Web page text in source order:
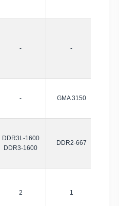
- -
- GMA 3150
DDR3L-1600
DDR3-1600
DDR2-667
2 1